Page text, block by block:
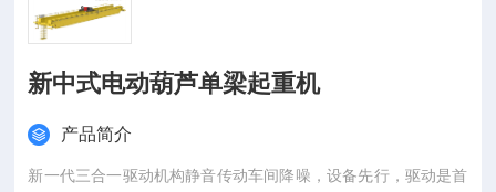
新中式电动葫芦单梁起重机
产品简介
新一代三合一驱动机构静音传动车间降噪，设备先行，驱动是首